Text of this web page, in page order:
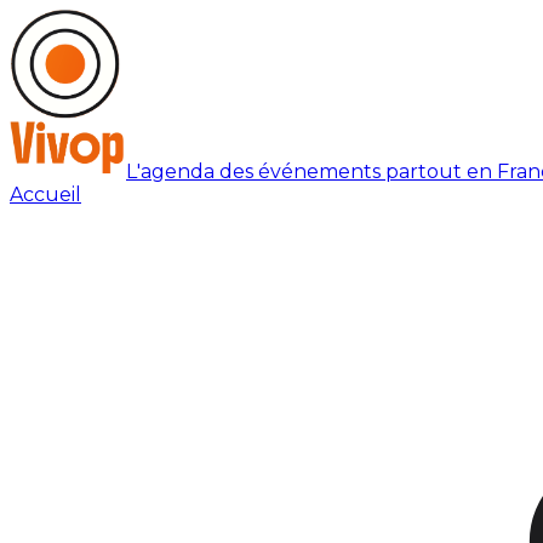
L'agenda des événements partout en
Accueil